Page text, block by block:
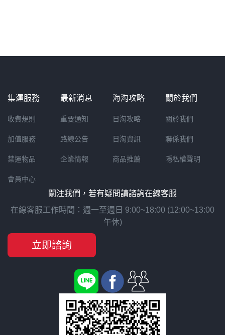
集運服務
收費規則
加值服務
禁運物品
會員中心
最新消息
重要通知
路線公告
企業情報
海淘攻略
日淘攻略
日淘資訊
商品推薦
關於我們
關於我們
聯係我們
隱私權聲明
關注我們，若有疑問請諮詢在線客服
在線客服工作時間：週一至週日 9:00~18:00 (12:00~13:00
午休)
立即諮詢